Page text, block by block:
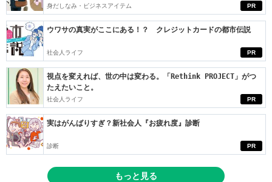
PR
身だしなみ・ビジネスアイテム
PR
ウワサの真実がここにある！？ クレジットカードの都市伝説
社会人ライフ
PR
視点を変えれば、世の中は変わる。「Rethink PROJECT」がつ
たえたいこと。
社会人ライフ
PR
実はがんばりすぎ？新社会人『お疲れ度』診断
診断
もっと見る